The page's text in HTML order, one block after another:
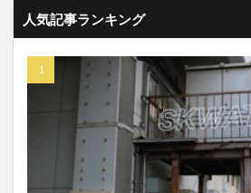
人気記事ランキング